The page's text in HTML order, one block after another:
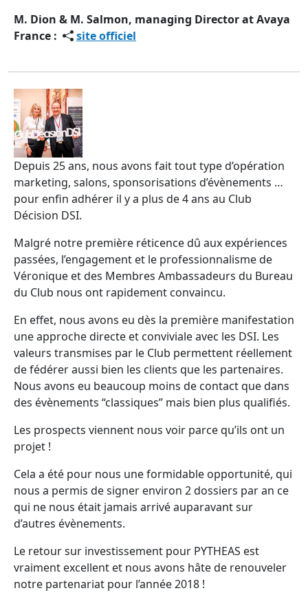
M. Dion & M. Salmon, managing Director at Avaya
France :
site officiel
Depuis 25 ans, nous avons fait tout type d’opération
marketing, salons, sponsorisations d’évènements …
pour enfin adhérer il y a plus de 4 ans au Club
Décision DSI.
Malgré notre première réticence dû aux expériences
passées, l’engagement et le professionnalisme de
Véronique et des Membres Ambassadeurs du Bureau
du Club nous ont rapidement convaincu.
En effet, nous avons eu dès la première manifestation
une approche directe et conviviale avec les DSI. Les
valeurs transmises par le Club permettent réellement
de fédérer aussi bien les clients que les partenaires.
Nous avons eu beaucoup moins de contact que dans
des évènements “classiques” mais bien plus qualifiés.
Les prospects viennent nous voir parce qu’ils ont un
projet !
Cela a été pour nous une formidable opportunité, qui
nous a permis de signer environ 2 dossiers par an ce
qui ne nous était jamais arrivé auparavant sur
d’autres évènements.
Le retour sur investissement pour PYTHEAS est
vraiment excellent et nous avons hâte de renouveler
notre partenariat pour l’année 2018 !